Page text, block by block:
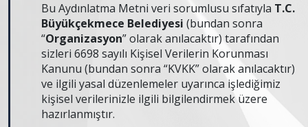
Bu Aydınlatma Metni veri sorumlusu sıfatıyla T.C.
Büyükçekmece Belediyesi (bundan sonra
“Organizasyon” olarak anılacaktır) tarafından
sizleri 6698 sayılı Kişisel Verilerin Korunması
Kanunu (bundan sonra “KVKK” olarak anılacaktır)
ve ilgili yasal düzenlemeler uyarınca işlediğimiz
kişisel verilerinizle ilgili bilgilendirmek üzere
hazırlanmıştır.